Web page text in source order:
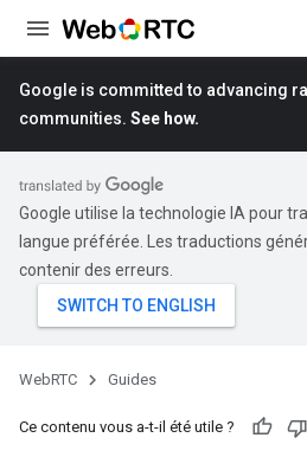
Google is committed to advancing
communities. See how.
Google utilise la technologie IA pour
langue préférée. Les traductions
contenir des erreurs.
WebRTC Guides
Ce contenu vous a-t-il été utile ?